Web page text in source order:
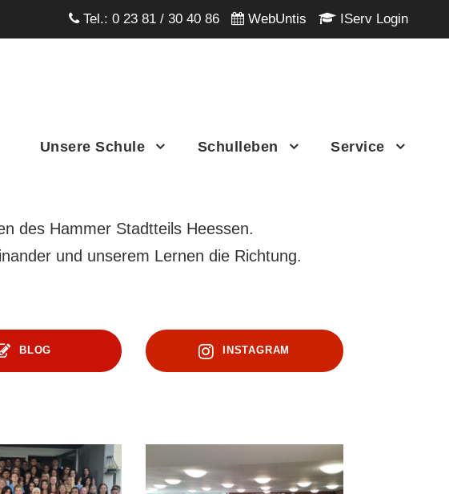
Tel.: 0 23 81 / 30 40 86 WebUntis IServ Login
Unsere Schule Schulleben Service
des Hammer Stadtteils Heessen.
und unserem Lernen die Richtung.
BLOG INSTAGRAM